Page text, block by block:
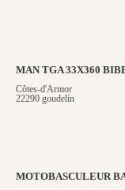
MAN TGA 33X360
Côtes-d'Armor
22290 goudelin
MOTOBASCULEUR